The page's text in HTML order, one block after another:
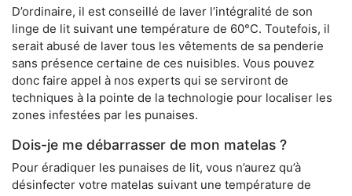
D’ordinaire, il est conseillé de laver l’intégralité de son
linge de lit suivant une température de 60°C. Toutefois, il
serait abusé de laver tous les vêtements de sa penderie
sans présence certaine de ces nuisibles. Vous pouvez
donc faire appel à nos experts qui se serviront de
techniques à la pointe de la technologie pour localiser les
zones infestées par les punaises.
Dois-je me débarrasser de mon matelas ?
Pour éradiquer les punaises de lit, vous n’aurez qu’à
désinfecter votre matelas suivant une température de